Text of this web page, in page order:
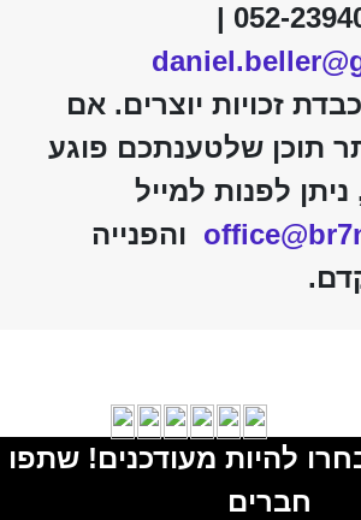
אחראי 052-2394026 |
זכויות יוצרים. אם
תוכן שלטענתכם פוגע
ניתן לפנות למייל
והפנייה
להיות מעודכנים! שתפו
חברים